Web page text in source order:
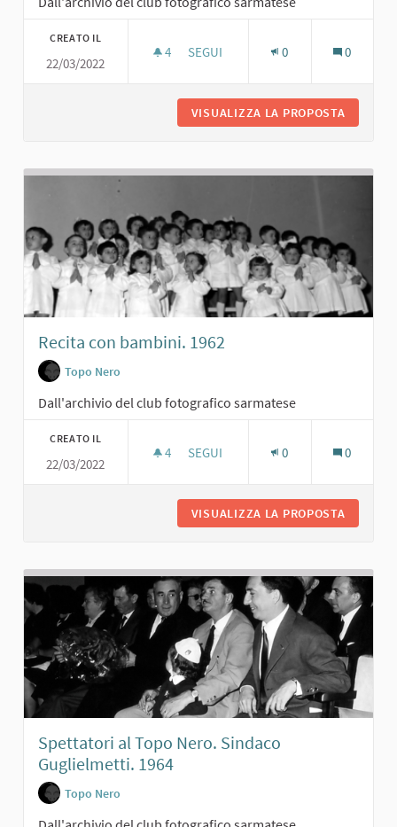
CREATO IL
22/03/2022
4 4 SOSTENITORI
SEGUI 0 0
VISUALIZZA LA PROPOSTA
Recita con bambini. 1962
Topo Nero
Dall'archivio del club fotografico sarmatese
CREATO IL
22/03/2022
4 4 SOSTENITORI
SEGUI 0 0
VISUALIZZA LA PROPOSTA
Spettatori al Topo Nero. Sindaco
Guglielmetti. 1964
Topo Nero